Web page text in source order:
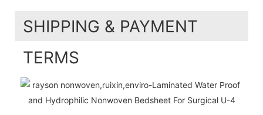
SHIPPING & PAYMENT
TERMS